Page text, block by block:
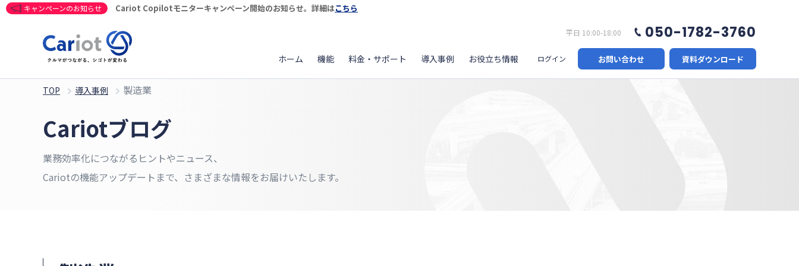
キャンペーンのお知らせ Cariot Copilotモニターキャンペーン開始のお知らせ。詳細はこちら
ホーム 機能 料金・サポート 導入事例 お役立ち情報
平日 10:00-18:00 050-1782-3760
ログイン お問い合わせ 資料ダウンロード
TOP 導入事例 製造業
Cariotブログ
業務効率化につながるヒントやニュース、
Cariotの機能アップデートまで、さまざまな情報をお届けいたします。